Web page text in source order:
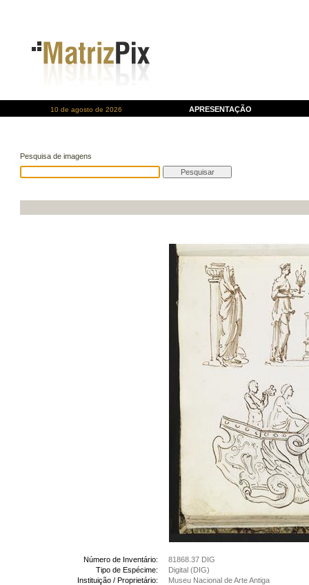
10 de agosto de 2026 APRESENTAÇÃO
Pesquisa de imagens
Número de Inventário:
81868.37 DIG
Tipo de Espécime:
Digital (DIG)
Instituição / Proprietário:
Museu Nacional de Arte Antiga